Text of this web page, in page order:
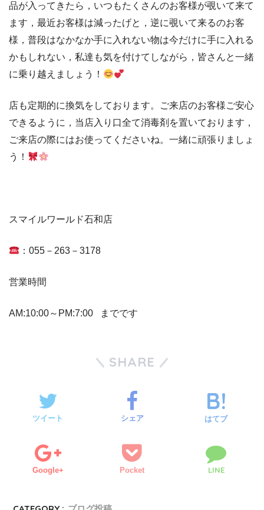
品が入ってきたら，いつもたくさんのお客様が覗いて来て
ます，最近お客様は減ったげと，逆に覗いて来るのお客
様，普段はなかなか手に入れない物は今だけに手に入れる
かもしれない，私達も気を付けてしながら，皆さんと一緒
に乗り越えましょう！
店も定期的に換気をしております。ご来店のお客様ご安心
できるように，当店入り口全て消毒剤を置いております，
ご来店の際にはお使ってくださいね。一緒に頑張りましょ
う！
スマイルワールド石和店
：055－263－3178
営業時間
AM:10:00～PM:7:00 までです
SHARE
ツイート シェア はてブ
Google+ Pocket LINE